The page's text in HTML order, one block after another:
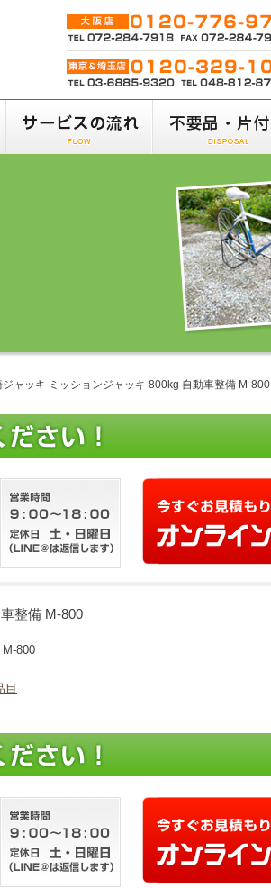
ャッキ ミッションジャッキ 800kg 自動車整備 M-800
整備 M-800
800
目